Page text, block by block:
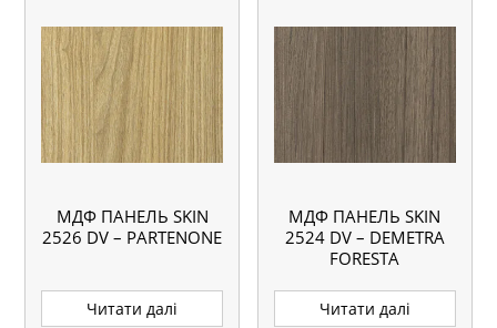
МДФ ПАНЕЛЬ SKIN
2526 DV – PARTENONE
Читати далі
МДФ ПАНЕЛЬ SKIN
2524 DV – DEMETRA
FORESTA
Читати далі